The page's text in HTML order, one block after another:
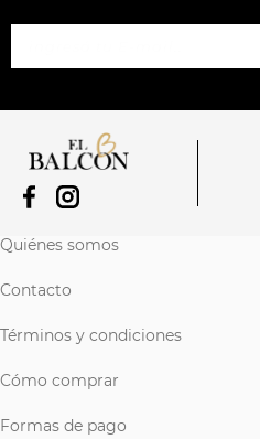
Quiénes somos
Contacto
Términos y condiciones
Cómo comprar
Formas de pago